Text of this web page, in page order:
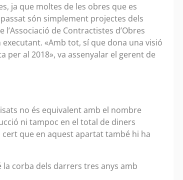
ja que moltes de les obres que es
són simplement projectes dels
de Contractistes d’Obres
executant. «Amb tot, sí que dona una visió
al 2018», va assenyalar el gerent de
no és equivalent amb el nombre
ni tampoc en el total de diners
que en aquest apartat també hi ha
la corba dels darrers tres anys amb